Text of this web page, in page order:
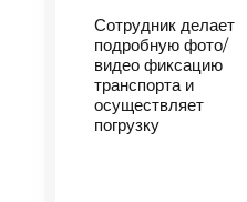
Сотрудник делает
подробную фото/
видео фиксацию
транспорта и
осуществляет
погрузку